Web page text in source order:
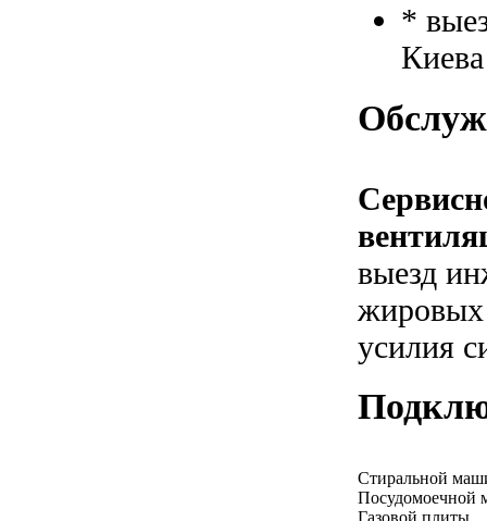
*
выезд
жировых
усилия
Стиральной
Посудомоечной